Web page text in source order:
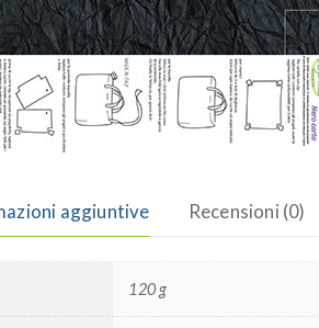
aggiuntive Recensioni (0)
120 g